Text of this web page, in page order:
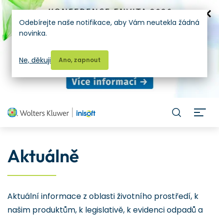
Aktuálně
Aktuální informace z oblasti životního prostředí, k
našim produktům, k legislativě, k evidenci odpadů a
Odebírejte naše notifikace, aby Vám neutekla žádná
novinka.
Ano, zapnout
Ne, děkuji